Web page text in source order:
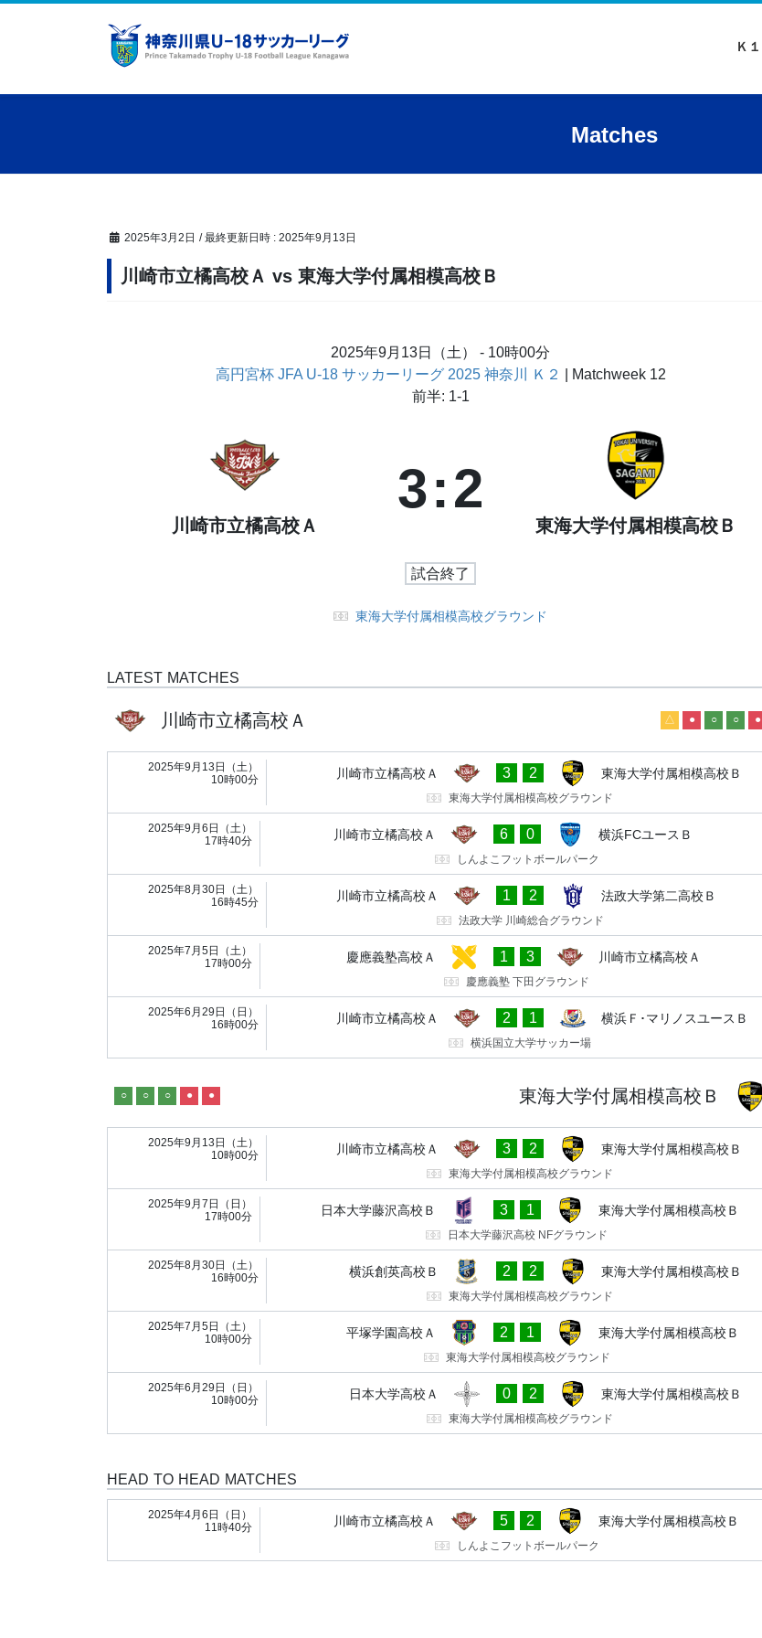
ツ
シ
Ｋ１
Matches
2025年3月2日 / 最終更新日時 : 2025年9月13日
川崎市立橘高校Ａ vs 東海大学付属相模高校Ｂ
2025年9月13日（土） - 10時00分
高円宮杯 JFA U-18 サッカーリーグ 2025 神奈川 Ｋ２
| Matchweek 12
前半: 1-1
川崎市立橘高校Ａ
3:2
東海大学付属相模高校Ｂ
試合終了
東海大学付属相模高校グラウンド
LATEST MATCHES
川崎市立橘高校Ａ △ ● ○ ○ ●
2025年9月13日（土）
10時00分
川崎市立橘高校Ａ 3 2 東海大学付属相模高校Ｂ
東海大学付属相模高校グラウンド
2025年9月6日（土）
17時40分
川崎市立橘高校Ａ 6 0 横浜FCユースＢ
しんよこフットボールパーク
2025年8月30日（土）
16時45分
川崎市立橘高校Ａ 1 2 法政大学第二高校Ｂ
法政大学 川崎総合グラウンド
2025年7月5日（土）
17時00分
慶應義塾高校Ａ 1 3 川崎市立橘高校Ａ
慶應義塾 下田グラウンド
2025年6月29日（日）
16時00分
川崎市立橘高校Ａ 2 1 横浜Ｆ･マリノスユースＢ
横浜国立大学サッカー場
東海大学付属相模高校Ｂ
○ ○ ○ ● ●
2025年9月13日（土）
10時00分
川崎市立橘高校Ａ 3 2 東海大学付属相模高校Ｂ
東海大学付属相模高校グラウンド
2025年9月7日（日）
17時00分
日本大学藤沢高校Ｂ 3 1 東海大学付属相模高校Ｂ
日本大学藤沢高校 NFグラウンド
2025年8月30日（土）
16時00分
横浜創英高校Ｂ 2 2 東海大学付属相模高校Ｂ
東海大学付属相模高校グラウンド
2025年7月5日（土）
10時00分
平塚学園高校Ａ 2 1 東海大学付属相模高校Ｂ
東海大学付属相模高校グラウンド
2025年6月29日（日）
10時00分
日本大学高校Ａ 0 2 東海大学付属相模高校Ｂ
東海大学付属相模高校グラウンド
HEAD TO HEAD MATCHES
2025年4月6日（日）
11時40分
川崎市立橘高校Ａ 5 2 東海大学付属相模高校Ｂ
しんよこフットボールパーク